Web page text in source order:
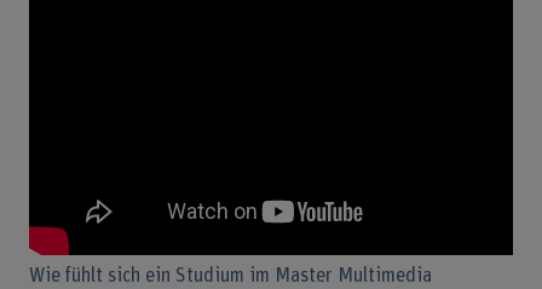
Wie fühlt sich ein Studium im Master Multimedia